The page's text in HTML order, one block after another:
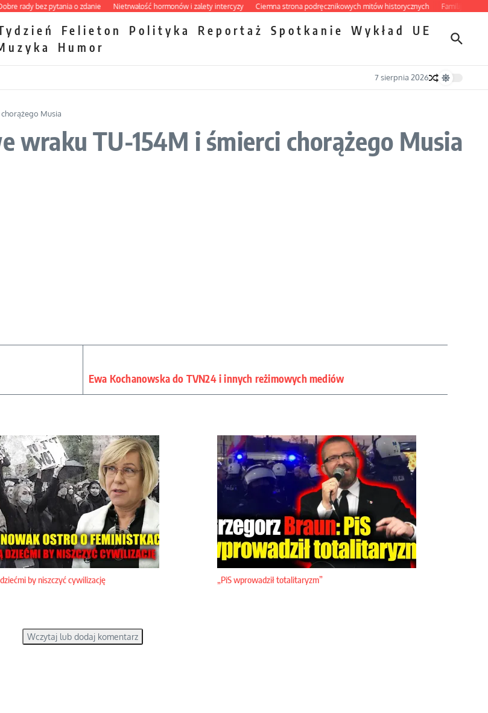
rady bez pytania o zdanie Nietrwałość hormonów i zalety intercyzy Ciemna strona podręcznikowych mitów historycznych Familijny spór o
Felieton Polityka Reportaż Spotkanie Wykład
UE
Humor
7 sierpnia 2026
Musia
wraku TU-154M i śmierci chorążego Musia
Ewa Kochanowska do TVN24 i innych reżimowych mediów
by niszczyć cywilizację „PiS wprowadził totalitaryzm”
Wczytaj lub dodaj komentarz